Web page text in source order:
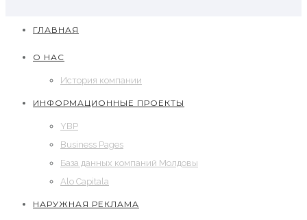
ГЛАВНАЯ
О НАС
История компании
ИНФОРМАЦИОННЫЕ ПРОЕКТЫ
YBP
Business Pages
База данных компаний Молдовы
Alo Capitala
НАРУЖНАЯ РЕКЛАМА